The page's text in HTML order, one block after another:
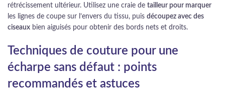
rétrécissement ultérieur. Utilisez une craie de tailleur pour marquer
les lignes de coupe sur l’envers du tissu, puis découpez avec des
ciseaux bien aiguisés pour obtenir des bords nets et droits.
Techniques de couture pour une
écharpe sans défaut : points
recommandés et astuces